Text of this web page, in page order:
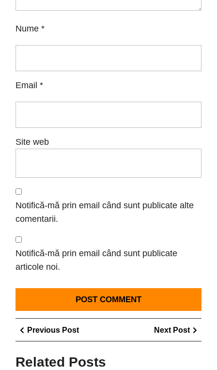
Nume *
Email *
Site web
Notifică-mă prin email când sunt publicate alte
comentarii.
Notifică-mă prin email când sunt publicate
articole noi.
Navigare
în
articole
Previous PostPrevious
Post
Next Post
Post
Related Posts